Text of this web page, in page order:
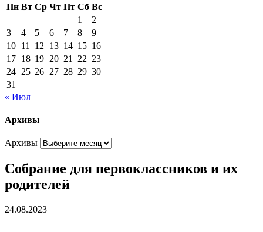
Пн Вт Ср Чт Пт Сб Вс
1
2
3
4 5 6 7 8
9
10 11 12 13 14 15 16
17 18 19 20 21 22 23
24 25 26 27 28 29 30
31
« Июл
Архивы
Архивы
Собрание для первоклассников и их
родителей
24.08.2023